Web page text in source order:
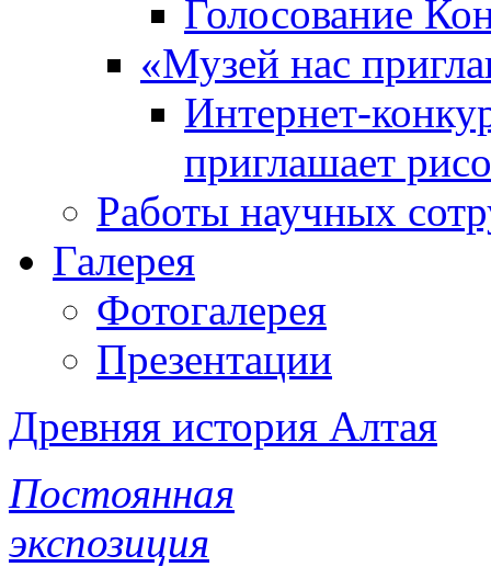
Голосование
«Музей нас
Интернет-
приглашает
Работы научных
Галерея
Фотогалерея
Презентации
Древняя история Алтая
Постоянная
экспозиция